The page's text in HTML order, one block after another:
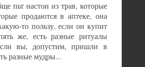
пьт настои из трав, которые
продаются в аптеке, она
то пользу, если он купит
же, есть разные ритуалы
вы, допустим, пришли в
разные мудры...